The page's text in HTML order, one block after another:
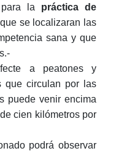
la práctica de
se localizaran las
sana y que
a peatones y
que circulan por las
puede venir encima
cien kilómetros por
podrá observar